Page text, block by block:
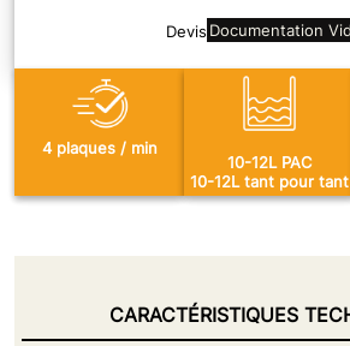
Devis Documentation
4 plaques / min
10-12L PAC
10-12L tant pour tant
CARACTÉRISTIQUES